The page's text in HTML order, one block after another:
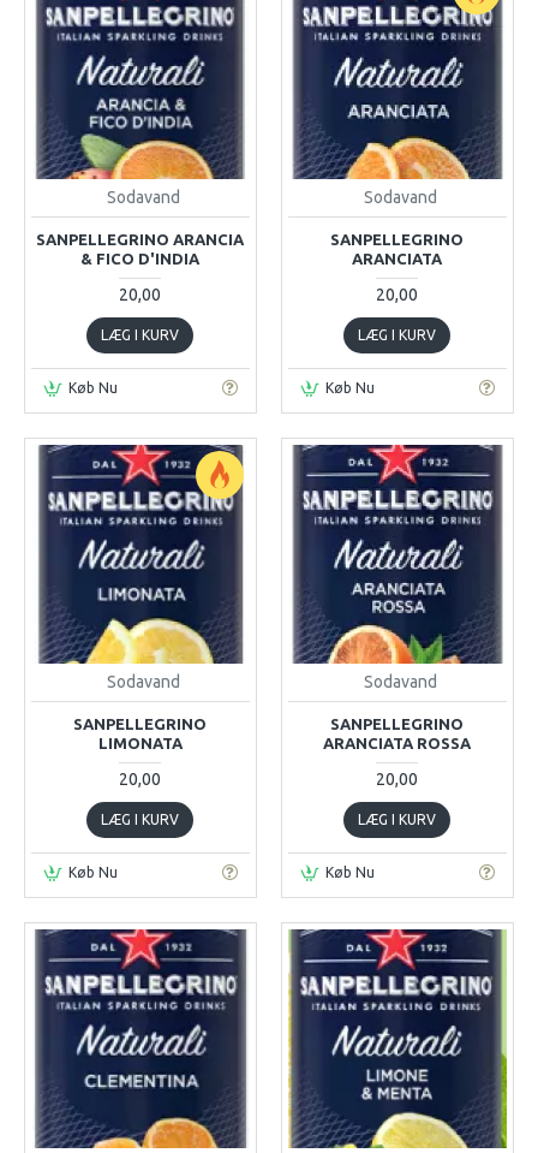
Sodavand
SANPELLEGRINO ARANCIA
& FICO D'INDIA
20,00
LÆG I KURV
Køb Nu
Sodavand
SANPELLEGRINO
ARANCIATA
20,00
LÆG I KURV
Køb Nu
Sodavand
SANPELLEGRINO
LIMONATA
20,00
LÆG I KURV
Køb Nu
Sodavand
SANPELLEGRINO
ARANCIATA ROSSA
20,00
LÆG I KURV
Køb Nu